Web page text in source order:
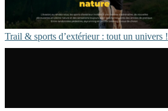
Trail & sports d’extérieur : tout un univers !